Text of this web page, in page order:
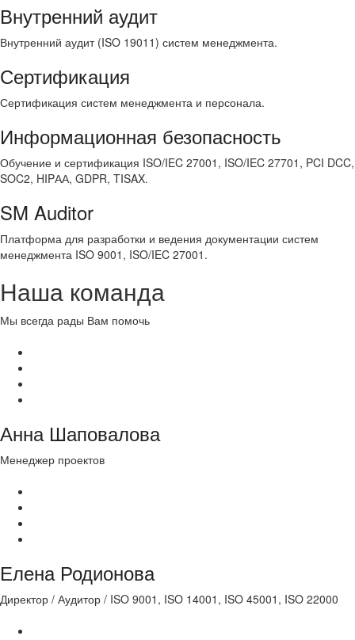
Внутренний аудит
Внутренний аудит (ISO 19011) систем менеджмента.
Сертификация
Сертификация систем менеджмента и персонала.
Информационная безопасность
Обучение и сертификация ISO/IEC 27001, ISO/IEC 27701, PCI DCC,
SOC2, HIPАА, GDPR, TISAX.
SM Auditor
Платформа для разработки и ведения документации систем
менеджмента ISO 9001, ISO/IEC 27001.
Наша команда
Мы всегда рады Вам помочь
Анна Шаповалова
Менеджер проектов
Елена Родионова
Директор / Аудитор / ISO 9001, ISO 14001, ISO 45001, ISO 22000